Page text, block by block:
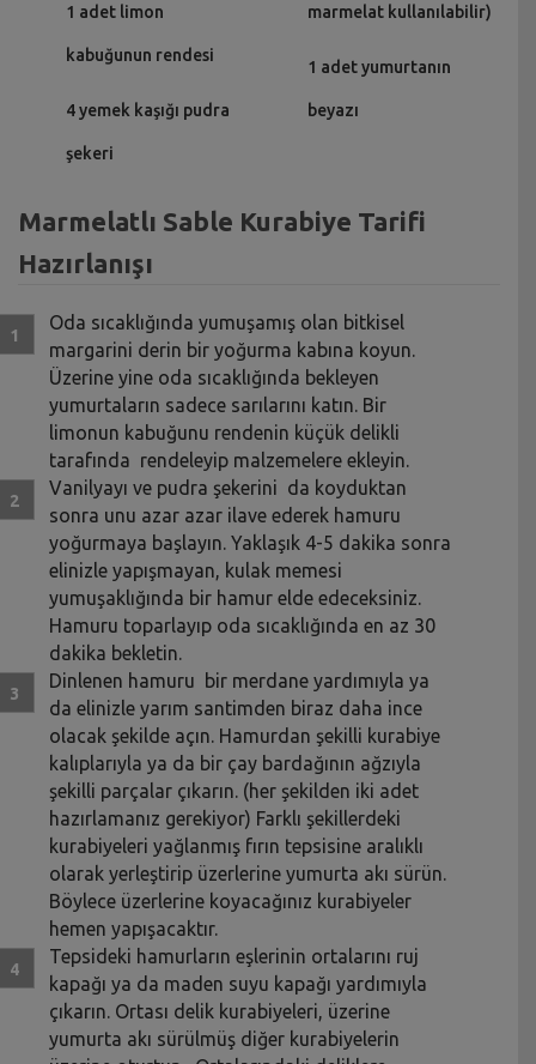
1 adet limon
kabuğunun rendesi
4 yemek kaşığı pudra
şekeri
marmelat kullanılabilir)
1 adet yumurtanın
beyazı
Marmelatlı Sable Kurabiye Tarifi
Hazırlanışı
Oda sıcaklığında yumuşamış olan bitkisel
margarini derin bir yoğurma kabına koyun.
Üzerine yine oda sıcaklığında bekleyen
yumurtaların sadece sarılarını katın. Bir
limonun kabuğunu rendenin küçük delikli
tarafında rendeleyip malzemelere ekleyin.
Vanilyayı ve pudra şekerini da koyduktan
sonra unu azar azar ilave ederek hamuru
yoğurmaya başlayın. Yaklaşık 4-5 dakika sonra
elinizle yapışmayan, kulak memesi
yumuşaklığında bir hamur elde edeceksiniz.
Hamuru toparlayıp oda sıcaklığında en az 30
dakika bekletin.
Dinlenen hamuru bir merdane yardımıyla ya
da elinizle yarım santimden biraz daha ince
olacak şekilde açın. Hamurdan şekilli kurabiye
kalıplarıyla ya da bir çay bardağının ağzıyla
şekilli parçalar çıkarın. (her şekilden iki adet
hazırlamanız gerekiyor) Farklı şekillerdeki
kurabiyeleri yağlanmış fırın tepsisine aralıklı
olarak yerleştirip üzerlerine yumurta akı sürün.
Böylece üzerlerine koyacağınız kurabiyeler
hemen yapışacaktır.
Tepsideki hamurların eşlerinin ortalarını ruj
kapağı ya da maden suyu kapağı yardımıyla
çıkarın. Ortası delik kurabiyeleri, üzerine
yumurta akı sürülmüş diğer kurabiyelerin